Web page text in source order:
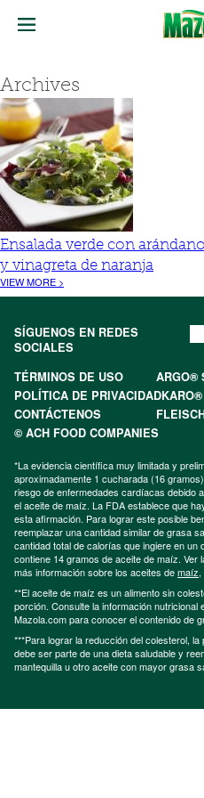
Archives
Ensalada verde con
y vinagreta de naranja
VIEW MORE >
SÍGUENOS EN REDES
SOCIALES
TÉRMINOS DE USO
ARGO®
POLÍTICA DE PRIVACIDAD
CONTÁCTENOS
© ACH FOOD COMPANIES
*La evidencia científica muy limitada y
aproximadamente 1 cucharada (16
riesgo de enfermedades cardíacas debido
el aceite de maíz. La FDA establece que
esta afirmación. Para lograr este posible
reemplazar una cantidad similar de grasa
cantidad total de calorías que ingiere en
contiene 14 gramos de aceite de maíz.
más información sobre los aceites demaíz,
**El aceite de maíz es un alimento sin
porción. Consulte la información nutricional
Mazola.com para conocer el contenido de
***Para lograr la reducción del colesterol,
debe ser parte de una dieta saludable y
mantequilla u otro aceite con mayor grasa